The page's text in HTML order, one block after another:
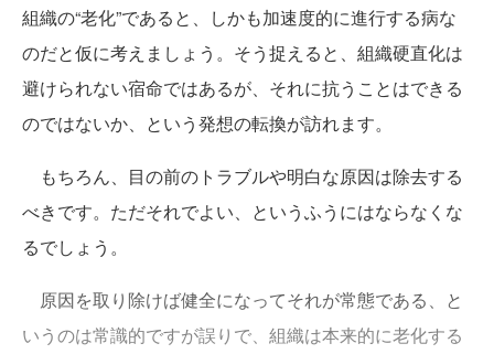
組織の“老化”であると、しかも加速度的に進行する病な
のだと仮に考えましょう。そう捉えると、組織硬直化は
避けられない宿命ではあるが、それに抗うことはできる
のではないか、という発想の転換が訪れます。
もちろん、目の前のトラブルや明白な原因は除去する
べきです。ただそれでよい、というふうにはならなくな
るでしょう。
原因を取り除けば健全になってそれが常態である、と
いうのは常識的ですが誤りで、組織は本来的に老化する